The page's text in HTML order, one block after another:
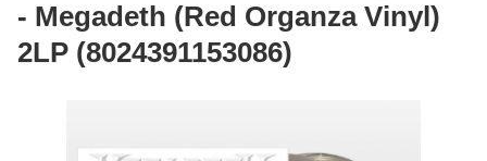
- Megadeth (Red Organza Vinyl)
2LP (8024391153086)